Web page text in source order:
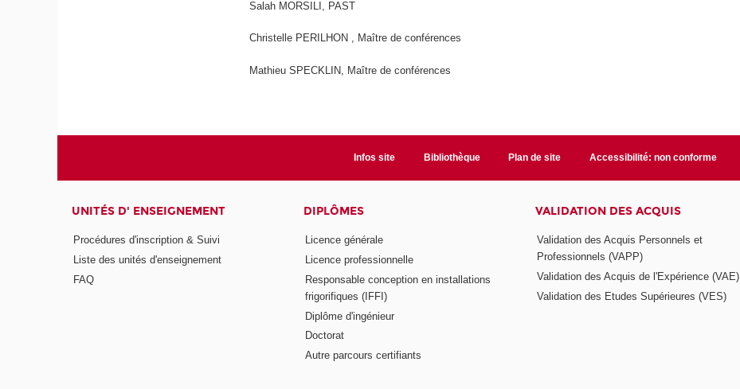
Salah MORSILI, PAST
Christelle PERILHON , Maître de conférences
Mathieu SPECKLIN, Maître de conférences
Infos site Bibliothèque Plan de site Accessibilité: non conforme
UNITÉS D' ENSEIGNEMENT
Procédures d'inscription & Suivi
Liste des unités d'enseignement
FAQ
DIPLÔMES
Licence générale
Licence professionnelle
Responsable conception en installations
frigorifiques (IFFI)
Diplôme d'ingénieur
Doctorat
Autre parcours certifiants
VALIDATION DES ACQUIS
Validation des Acquis Personnels et
Professionnels (VAPP)
Validation des Acquis de l'Expérience (VAE)
Validation des Etudes Supérieures (VES)